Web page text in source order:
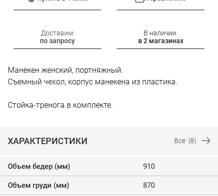
Доставим:
по запросу
В наличии:
в 2 магазинах
Манекен женский, портняжный.
Съемный чехол, корпус манекена из пластика.
Стойка-тренога в комплекте.
ХАРАКТЕРИСТИКИ Все (8)
Объем бедер (мм) 910
Объем груди (мм) 870